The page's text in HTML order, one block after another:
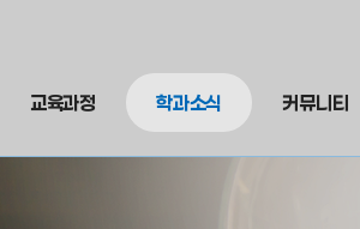
교육과정 학과소식 커뮤니티